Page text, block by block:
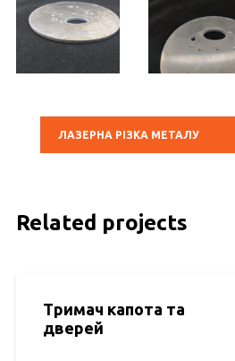
ЛАЗЕРНА РІЗКА МЕТАЛУ
Related projects
Тримач капота та
дверей